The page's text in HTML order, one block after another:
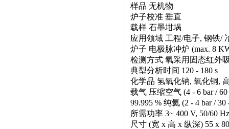
样品 无机物
炉子校准 垂直
载样 石墨坩埚
应用领域 工程/电子, 钢铁/
炉子 电极脉冲炉 (max. 8
检测方式 氧采用固态红外
典型分析时间 120 - 180 s
化学品 氢氧化钠, 氧化铜,
载气 压缩空气 (4 - 6 bar / 60
99.995 % 纯氦 (2 - 4 bar / 30
所需功率 3~ 400 V, 50/60
尺寸 (宽 x 高 x 纵深) 55 x